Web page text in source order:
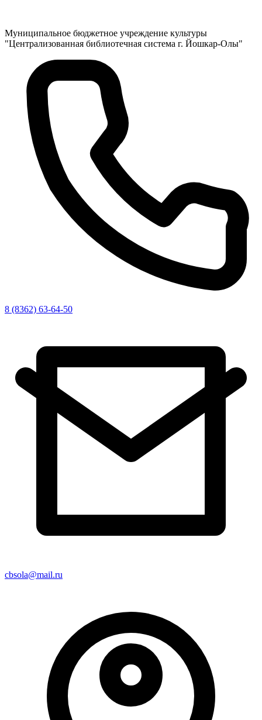
Муниципальное бюджетное учреждение культуры
"Централизованная библиотечная система г. Йошкар-Олы"
8 (8362) 63-64-50
cbsola@mail.ru